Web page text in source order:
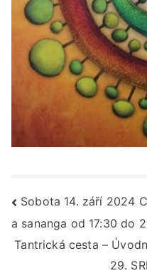
Navigace
pro
příspěvek
Sobota 14. září 2024
a sananga od 17:30 do
Tantrická cesta –
29.